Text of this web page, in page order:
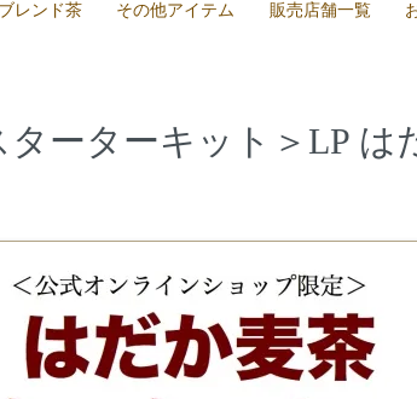
ブレンド茶 その他アイテム 販売店舗一覧
ーターキット＞LP は